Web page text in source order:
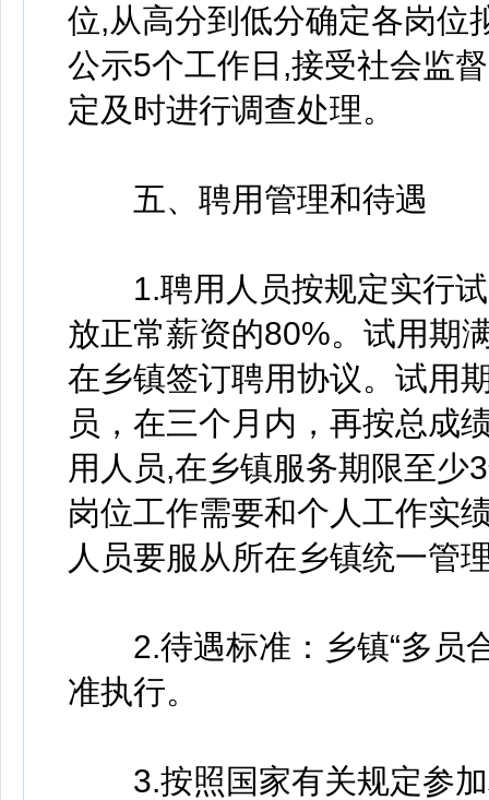
位,从高分到低分确定各岗位
公示5个工作日,接受社会监
定及时进行调查处理。
五、聘用管理和待遇
1.聘用人员按规定实行试
放正常薪资的80%。试用期
在乡镇签订聘用协议。试用
员，在三个月内，再按总成
用人员,在乡镇服务期限至少
岗位工作需要和个人工作实
人员要服从所在乡镇统一管
2.待遇标准：乡镇“多员合
准执行。
3.按照国家有关规定参加